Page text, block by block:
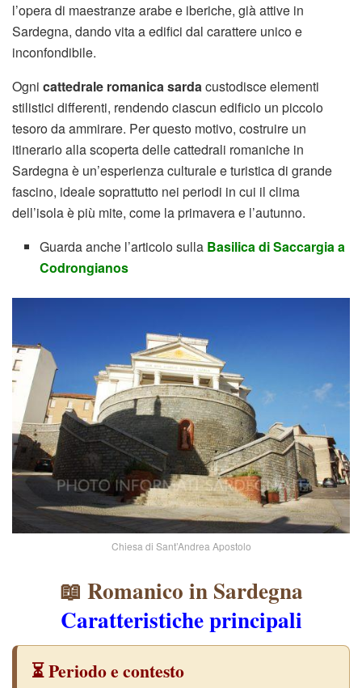
l’opera di maestranze arabe e iberiche, già attive in
Sardegna, dando vita a edifici dal carattere unico e
inconfondibile.
Ogni cattedrale romanica sardacustodisce elementi
stilistici differenti, rendendo ciascun edificio un piccolo
tesoro da ammirare. Per questo motivo, costruire un
itinerario alla scoperta delle cattedrali romaniche in
Sardegna è un’esperienza culturale e turistica di grande
fascino, ideale soprattutto nei periodi in cui il clima
dell’isola è più mite, come la primavera e l’autunno.
Guarda anche l’articolo sulla Basilica di Saccargia a
Codrongianos
Chiesa di Sant’Andrea Apostolo
📖 Romanico in Sardegna
Caratteristiche principali
⏳ Periodo e contesto